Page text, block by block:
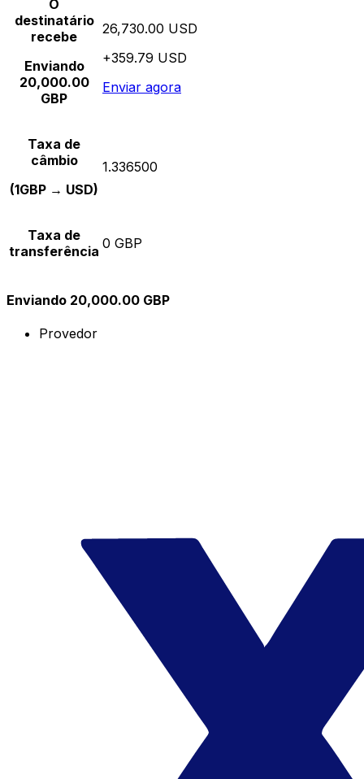
O
destinatário
recebe
Enviando
20,000.00
GBP
26,730.00 USD
+359.79 USD
Enviar agora
Taxa de
câmbio
(1GBP → USD)
1.336500
Taxa de
transferência 0 GBP
Enviando 20,000.00 GBP
Provedor